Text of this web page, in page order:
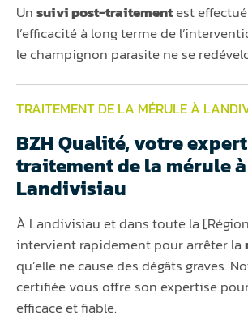
Unsuivi post-traitementest
l’efficacité à long terme de
le champignon parasite ne se
TRAITEMENT DE LA MÉRULE À
BZH Qualité, votre
traitement de la mérule à
Landivisiau
À Landivisiau et dans toute la
intervient rapidement pour arrêter la
qu’elle ne cause des dégâts graves.
certifiée vous offre son expertise
efficace et fiable.